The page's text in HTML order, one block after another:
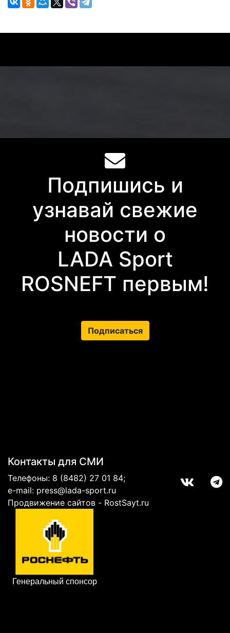
Подпишись и
узнавай свежие
новости о
LADA Sport
ROSNEFT первым!
Подписаться
Контакты для СМИ
Телефоны: 8 (8482) 27 01 84;
e-mail: press@lada-sport.ru
Продвижение сайтов - RostSayt.ru
Генеральный спонсор